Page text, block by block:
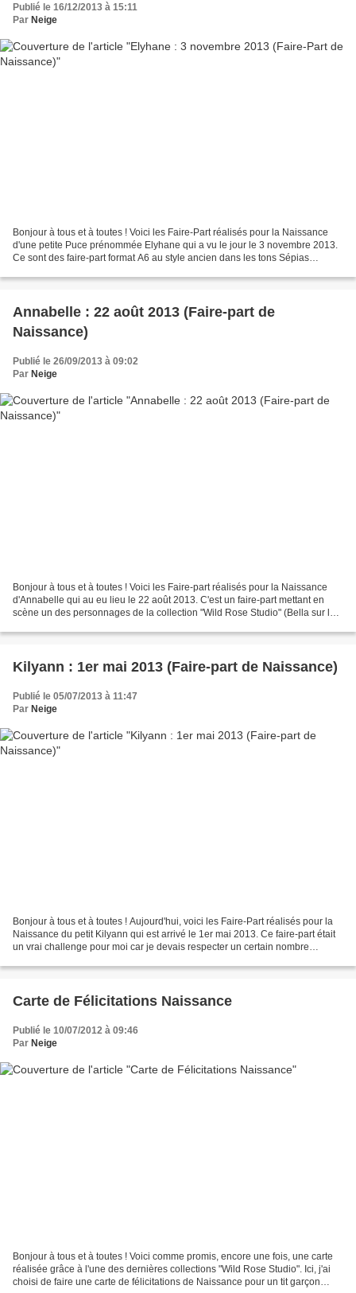
Publié le 16/12/2013 à 15:11
Par Neige
Bonjour à tous et à toutes ! Voici les Faire-Part réalisés pour la Naissance
d'une petite Puce prénommée Elyhane qui a vu le jour le 3 novembre 2013.
Ce sont des faire-part format A6 au style ancien dans les tons Sépias
Annabelle : 22 août 2013 (Faire-part de
Naissance)
Publié le 26/09/2013 à 09:02
Par Neige
Bonjour à tous et à toutes ! Voici les Faire-part réalisés pour la Naissance
d'Annabelle qui au eu lieu le 22 août 2013. C'est un faire-part mettant en
scène un des personnages de la collection "Wild Rose Studio" (Bella sur la
Kilyann : 1er mai 2013 (Faire-part de Naissance)
Publié le 05/07/2013 à 11:47
Par Neige
Bonjour à tous et à toutes ! Aujourd'hui, voici les Faire-Part réalisés pour la
Naissance du petit Kilyann qui est arrivé le 1er mai 2013. Ce faire-part était
un vrai challenge pour moi car je devais respecter un certain nombre
Carte de Félicitations Naissance
Publié le 10/07/2012 à 09:46
Par Neige
Bonjour à tous et à toutes ! Voici comme promis, encore une fois, une carte
réalisée grâce à l'une des dernières collections "Wild Rose Studio". Ici, j'ai
choisi de faire une carte de félicitations de Naissance pour un tit garçon